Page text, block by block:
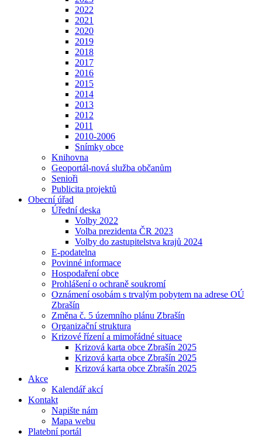
2022
2021
2020
2019
2018
2017
2016
2015
2014
2013
2012
2011
2010-2006
Snímky obce
Knihovna
Geoportál-nová služba občanům
Senioři
Publicita projektů
Obecní úřad
Úřední deska
Volby 2022
Volba prezidenta ČR 2023
Volby do zastupitelstva krajů 2024
E-podatelna
Povinné informace
Hospodaření obce
Prohlášení o ochraně soukromí
Oznámení osobám s trvalým pobytem na adrese OÚ
Zbrašín
Změna č. 5 územního plánu Zbrašín
Organizační struktura
Krizové řízení a mimořádné situace
Krizová karta obce Zbrašín 2025
Krizová karta obce Zbrašín 2025
Krizová karta obce Zbrašín 2025
Akce
Kalendář akcí
Kontakt
Napište nám
Mapa webu
Platební portál